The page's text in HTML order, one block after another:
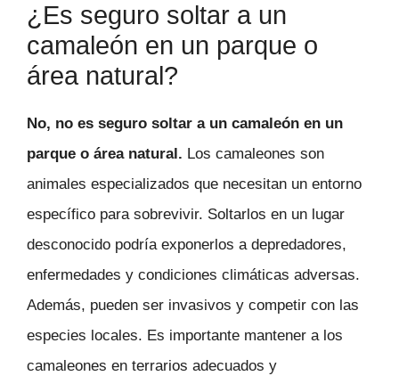
¿Es seguro soltar a un
camaleón en un parque o
área natural?
No, no es seguro soltar a un camaleón en un
parque o área natural. Los camaleones son
animales especializados que necesitan un entorno
específico para sobrevivir. Soltarlos en un lugar
desconocido podría exponerlos a depredadores,
enfermedades y condiciones climáticas adversas.
Además, pueden ser invasivos y competir con las
especies locales. Es importante mantener a los
camaleones en terrarios adecuados y